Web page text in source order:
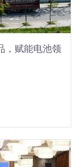
，赋能电池领